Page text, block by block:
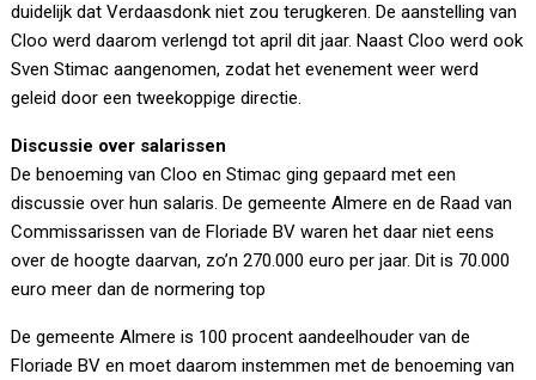
duidelijk dat Verdaasdonk niet zou terugkeren. De aanstelling van
Cloo werd daarom verlengd tot april dit jaar. Naast Cloo werd ook
Sven Stimac aangenomen, zodat het evenement weer werd
geleid door een tweekoppige directie.
Discussie over salarissen
De benoeming van Cloo en Stimac ging gepaard met een
discussie over hun salaris. De gemeente Almere en de Raad van
Commissarissen van de Floriade BV waren het daar niet eens
over de hoogte daarvan, zo’n 270.000 euro per jaar. Dit is 70.000
euro meer dan de normering top
De gemeente Almere is 100 procent aandeelhouder van de
Floriade BV en moet daarom instemmen met de benoeming van